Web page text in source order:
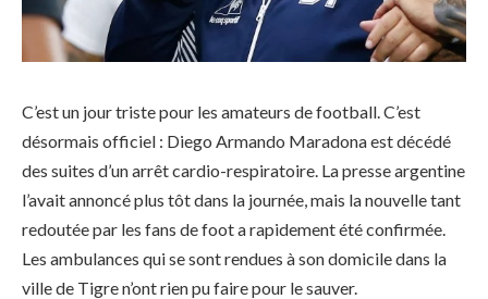
C’est un jour triste pour les amateurs de football. C’est
désormais officiel : Diego Armando Maradona est décédé
des suites d’un arrêt cardio-respiratoire. La presse argentine
l’avait annoncé plus tôt dans la journée, mais la nouvelle tant
redoutée par les fans de foot a rapidement été confirmée.
Les ambulances qui se sont rendues à son domicile dans la
ville de Tigre n’ont rien pu faire pour le sauver.